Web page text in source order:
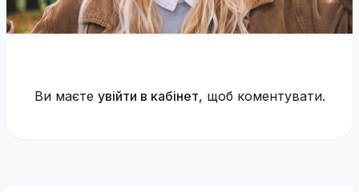
Ви маєте увійти в кабінет, щоб коментувати.